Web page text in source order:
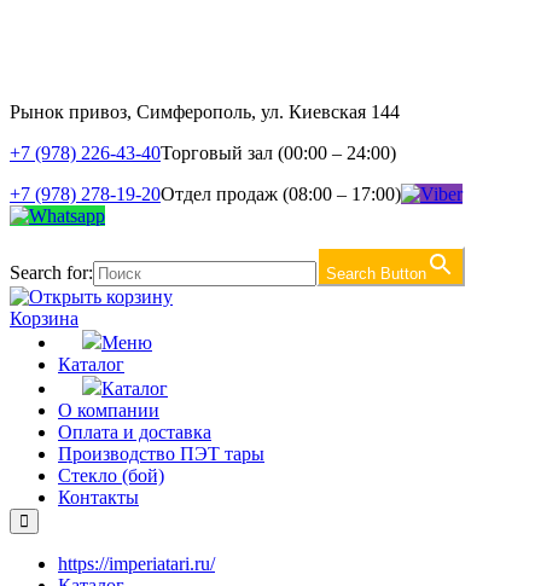
Рынок привоз, Симферополь, ул. Киевская 144
+7 (978) 226-43-40Торговый зал (00:00 – 24:00)
+7 (978) 278-19-20Отдел продаж (08:00 – 17:00)
Search for: Search Button
Корзина
Меню
Каталог
Каталог
О компании
Оплата и доставка
Производство ПЭТ тары
Стекло (бой)
Контакты
https://imperiatari.ru/